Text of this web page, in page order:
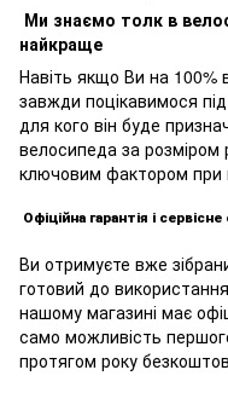
Ми знаємо толк в
найкраще
Навіть якщо Ви на 100%
завжди поцікавимося
для кого він буде
велосипеда за розміром
ключовим фактором при
Офіційна гарантія і
Ви отримуєте вже
готовий до
нашому магазині має
само можливість
протягом року